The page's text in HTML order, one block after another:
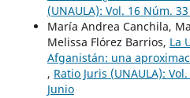
(UNAULA): Vol. 16 Núm.
María Andrea Canchila,
Melissa Flórez Barrios, La
Afganistán: una
, Ratio Juris (UNAULA):
Junio